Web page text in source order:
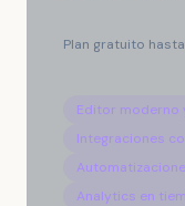
Plan gratuito
Editor moderno
Integraciones
Analytics en